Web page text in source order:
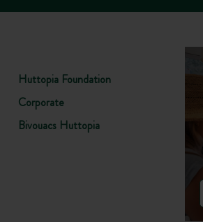
Huttopia Foundation
Corporate
Bivouacs Huttopia